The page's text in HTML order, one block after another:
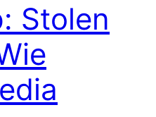
Stolen